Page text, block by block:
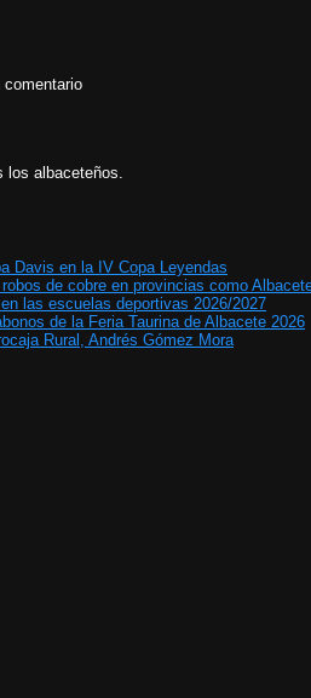
comentario
los albaceteños.
Davis en la IV Copa Leyendas
de cobre en provincias como
las escuelas deportivas 2026/2027
de la Feria Taurina de Albacete 2026
Rural, Andrés Gómez Mora